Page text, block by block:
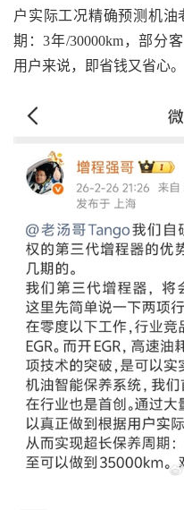
户实际工况精确预测机油
期：3年/30000km，部分
用户来说，即省钱又省心。